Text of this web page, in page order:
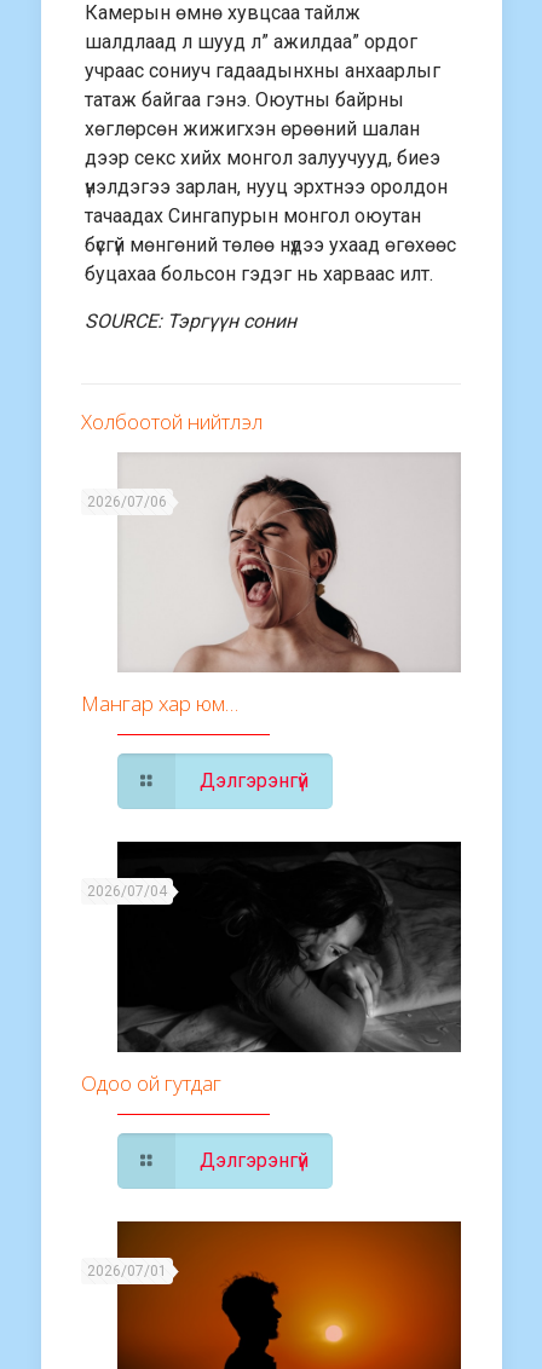
Камерын өмнө хувцсаа тайлж
шалдлаад л шууд л” ажилдаа” ордог
учраас сониуч гадаадынхны анхаарлыг
татаж байгаа гэнэ. Оюутны байрны
хөглөрсөн жижигхэн өрөөний шалан
дээр секс хийх монгол залуучууд, биеэ
үнэлдэгээ зарлан, нууц эрхтнээ оролдон
тачаадах Сингапурын монгол оюутан
бүсгүй мөнгөний төлөө нүдээ ухаад өгөхөөс
буцахаа больсон гэдэг нь харваас илт.
SOURCE: Тэргүүн сонин
Холбоотой нийтлэл
2026/07/06
Мангар хар юм…
Дэлгэрэнгүй
2026/07/04
Одоо ой гутдаг
Дэлгэрэнгүй
2026/07/01